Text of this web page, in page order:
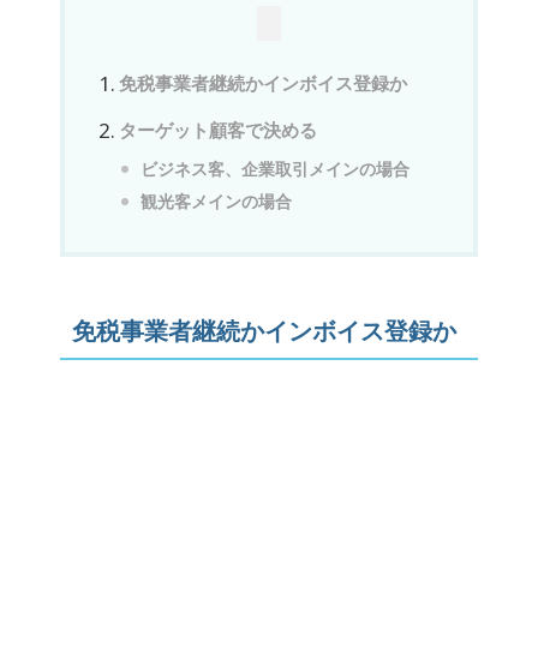
免税事業者継続かインボイス登録か
ターゲット顧客で決める
ビジネス客、企業取引メインの場合
観光客メインの場合
免税事業者継続かインボイス登録か